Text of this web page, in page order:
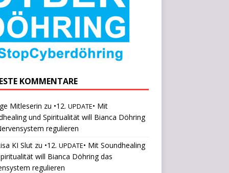
KOMMENTARE
Mitleserin zu •12. UPDATE• Mit
und Spiritualität will Bianca Döhring
regulieren
KI Slutzu •12. UPDATE• Mit Soundhealing
will Bianca Döhring das
regulieren